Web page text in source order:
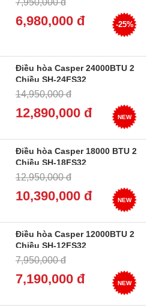
7,950,000 đ
6,980,000 đ -25%
Điều hòa Casper 24000BTU 2
Chiều SH-24FS32
14,950,000 đ
12,890,000 đ NEW
Điều hòa Casper 18000 BTU 2
Chiều SH-18FS32
12,950,000 đ
10,390,000 đ NEW
Điều hòa Casper 12000BTU 2
Chiều SH-12FS32
7,950,000 đ
7,190,000 đ NEW